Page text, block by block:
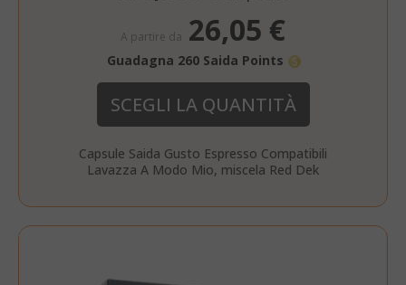
A partire da 26,05 €
Guadagna 260 Saida Points
SCEGLI LA QUANTITÀ
Capsule Saida Gusto Espresso Compatibili
Lavazza A Modo Mio, miscela Red Dek